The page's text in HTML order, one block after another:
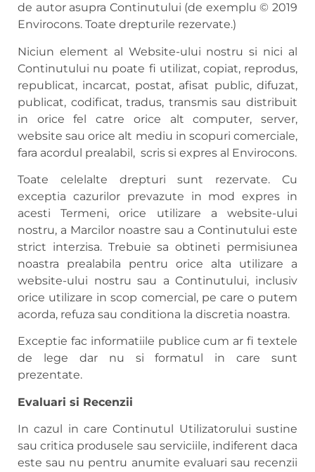
de autor asupra Continutului (de exemplu © 2019
Envirocons. Toate drepturile rezervate.)
Niciun element al Website-ului nostru si nici al
Continutului nu poate fi utilizat, copiat, reprodus,
republicat, incarcat, postat, afisat public, difuzat,
publicat, codificat, tradus, transmis sau distribuit
in orice fel catre orice alt computer, server,
website sau orice alt mediu in scopuri comerciale,
fara acordul prealabil, scris si expres al Envirocons.
Toate celelalte drepturi sunt rezervate. Cu
exceptia cazurilor prevazute in mod expres in
acesti Termeni, orice utilizare a website-ului
nostru, a Marcilor noastre sau a Continutului este
strict interzisa. Trebuie sa obtineti permisiunea
noastra prealabila pentru orice alta utilizare a
website-ului nostru sau a Continutului, inclusiv
orice utilizare in scop comercial, pe care o putem
acorda, refuza sau conditiona la discretia noastra.
Exceptie fac informatiile publice cum ar fi textele
de lege dar nu si formatul in care sunt
prezentate.
Evaluari si Recenzii
In cazul in care Continutul Utilizatorului sustine
sau critica produsele sau serviciile, indiferent daca
este sau nu pentru anumite evaluari sau recenzii